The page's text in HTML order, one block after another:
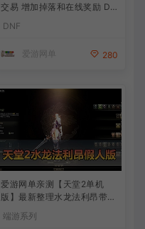
交易 增加掉落和在线奖励 DN
丰富异次元技能装备词条 护
能徽章 史诗装备特效徽章 技
DNF
爱游网单 280
爱游网单亲测【天堂2单机
版】最新整理水龙法利昂带假
人商业端制作单机 内置多功
能GM控制台 可发物品装备
端游系列